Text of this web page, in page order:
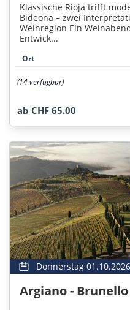
Klassische Rioja trifft
Bideona – zwei
Weinregion Ein
Entwick...
Ort
(14 verfügbar)
ab CHF 65.00
Donnerstag
Argiano -